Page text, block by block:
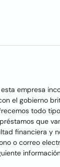
empresa
el gobierno
todo
que
financiera y
o correo